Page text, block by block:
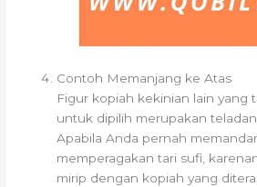
Contoh Memanjang ke Atas
Figur kopiah kekinian lain yang
untuk dipilih merupakan
Apabila Anda pernah
memperagakan tari sufi,
mirip dengan kopiah yang